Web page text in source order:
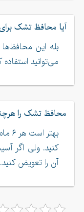
آیا محافظ تشک
بله این
می‌توانید استفاده
محافظ تشک را
کنید. ولی اگر
آن را تعویض کنید.